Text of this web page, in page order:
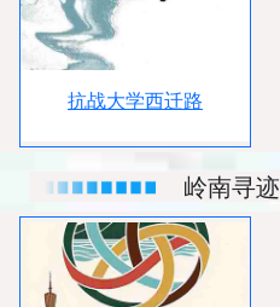
抗战大学西迁路
岭南寻迹